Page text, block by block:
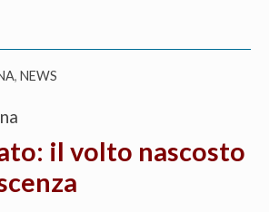
, NEWS
il volto nascosto